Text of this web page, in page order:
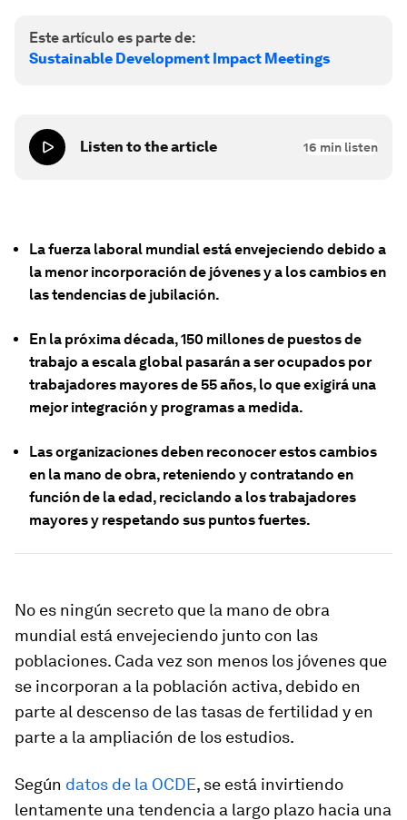
Este artículo es parte de:
Sustainable Development Impact Meetings
Listen to the article 16 min listen
La fuerza laboral mundial está envejeciendo debido a
la menor incorporación de jóvenes y a los cambios en
las tendencias de jubilación.
En la próxima década, 150 millones de puestos de
trabajo a escala global pasarán a ser ocupados por
trabajadores mayores de 55 años, lo que exigirá una
mejor integración y programas a medida.
Las organizaciones deben reconocer estos cambios
en la mano de obra, reteniendo y contratando en
función de la edad, reciclando a los trabajadores
mayores y respetando sus puntos fuertes.
No es ningún secreto que la mano de obra
mundial está envejeciendo junto con las
poblaciones. Cada vez son menos los jóvenes que
se incorporan a la población activa, debido en
parte al descenso de las tasas de fertilidad y en
parte a la ampliación de los estudios.
Según datos de la OCDE, se está invirtiendo
lentamente una tendencia a largo plazo hacia una